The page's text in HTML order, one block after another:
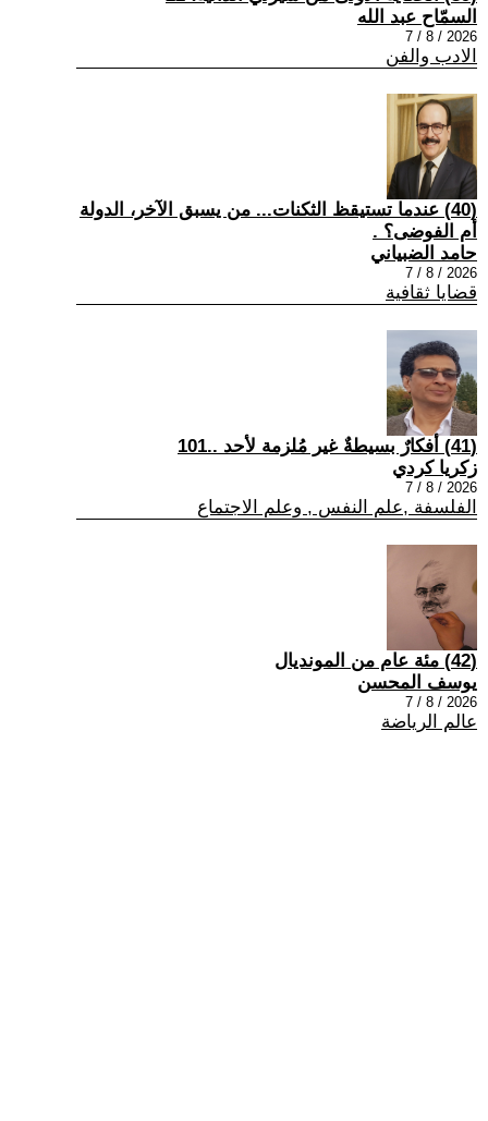
السمّاح عبد الله
2026 / 8 / 7
الادب والفن
(40) عندما تستيقظ الثكنات... من يسبق الآخر، الدولة
أم الفوضى؟ .
حامد الضبياني
2026 / 8 / 7
قضايا ثقافية
(41) أفكارٌ بسيطةٌ غير مُلزمة لأحد ..101
زكريا كردي
2026 / 8 / 7
الفلسفة ,علم النفس , وعلم الاجتماع
(42) مئة عام من المونديال
يوسف المحسن
2026 / 8 / 7
عالم الرياضة